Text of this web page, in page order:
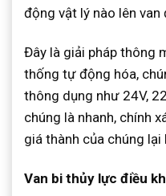
động vật lý nào lên van
Đây là giải pháp thông
thống tự động hóa,
thông dụng như 24V,
chúng là nhanh, chính
giá thành của chúng lại
Van bi thủy lực điều